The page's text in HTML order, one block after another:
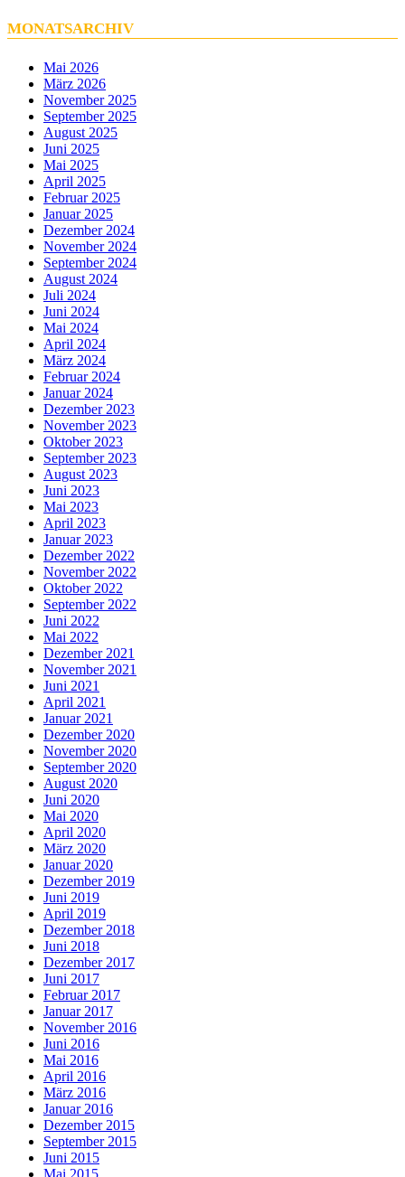
MONATSARCHIV
Mai 2026
März 2026
November 2025
September 2025
August 2025
Juni 2025
Mai 2025
April 2025
Februar 2025
Januar 2025
Dezember 2024
November 2024
September 2024
August 2024
Juli 2024
Juni 2024
Mai 2024
April 2024
März 2024
Februar 2024
Januar 2024
Dezember 2023
November 2023
Oktober 2023
September 2023
August 2023
Juni 2023
Mai 2023
April 2023
Januar 2023
Dezember 2022
November 2022
Oktober 2022
September 2022
Juni 2022
Mai 2022
Dezember 2021
November 2021
Juni 2021
April 2021
Januar 2021
Dezember 2020
November 2020
September 2020
August 2020
Juni 2020
Mai 2020
April 2020
März 2020
Januar 2020
Dezember 2019
Juni 2019
April 2019
Dezember 2018
Juni 2018
Dezember 2017
Juni 2017
Februar 2017
Januar 2017
November 2016
Juni 2016
Mai 2016
April 2016
März 2016
Januar 2016
Dezember 2015
September 2015
Juni 2015
Mai 2015